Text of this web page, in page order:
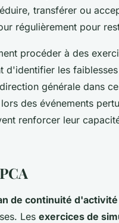
transférer ou
régulièrement pour
procéder à des
d'identifier les
générale dans
des événements
renforcer leur
de continuité d'activité
Les exercices de